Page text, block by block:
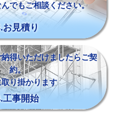
でもご相談ください。
お見積り
得いただけましたらご契
約。
り掛かります
工事開始